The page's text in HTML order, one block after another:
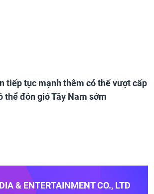
tiếp tục mạnh thêm có thể vượt cấp
thể đón gió Tây Nam sớm
& ENTERTAINMENT CO., LTD